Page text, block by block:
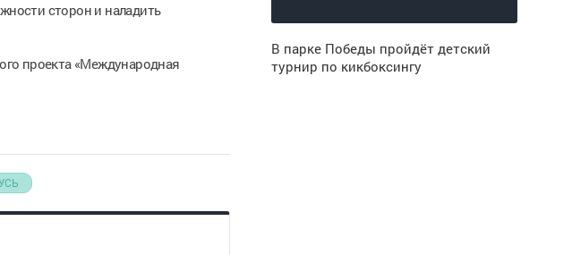
сторон и наладить
проекта «Международная
В парке Победы пройдёт детский
турнир по кикбоксингу